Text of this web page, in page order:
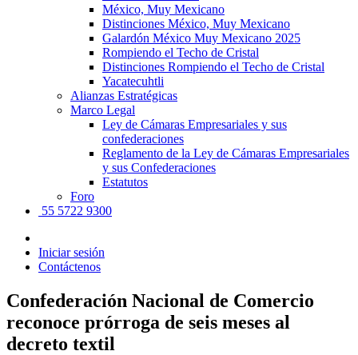
México, Muy Mexicano
Distinciones México, Muy Mexicano
Galardón México Muy Mexicano 2025
Rompiendo el Techo de Cristal
Distinciones Rompiendo el Techo de Cristal
Yacatecuhtli
Alianzas Estratégicas
Marco Legal
Ley de Cámaras Empresariales y sus
confederaciones
Reglamento de la Ley de Cámaras Empresariales
y sus Confederaciones
Estatutos
Foro
55 5722 9300
Iniciar sesión
Contáctenos
Confederación Nacional de Comercio
reconoce prórroga de seis meses al
decreto textil